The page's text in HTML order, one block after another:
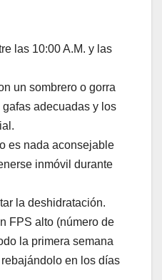
las 10:00 A.M. y las
un sombrero o gorra
adecuadas y los
es nada aconsejable
inmóvil durante
la deshidratación.
FPS alto (número de
la primera semana
en los días